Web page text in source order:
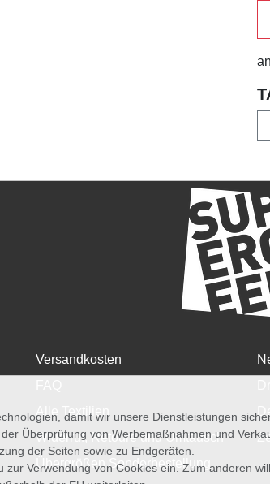
Versandkosten
Alle Textilien
Widerruf, Retoure und Umtausch
Übergrößen Sonderbestellung
damit wir unsere Dienstleistungen
Überprüfung von Werbemaßnahmen und
der Seiten sowie zu Endgeräten.
zur Verwendung von Cookies ein. Zum anderen